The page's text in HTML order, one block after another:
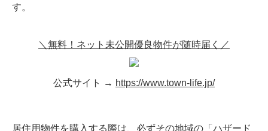
す。
＼無料！ネット未公開優良物件が随時届く／
公式サイト → https://www.town-life.jp/
居住用物件を購入する際は、必ずその地域の「 ハザード